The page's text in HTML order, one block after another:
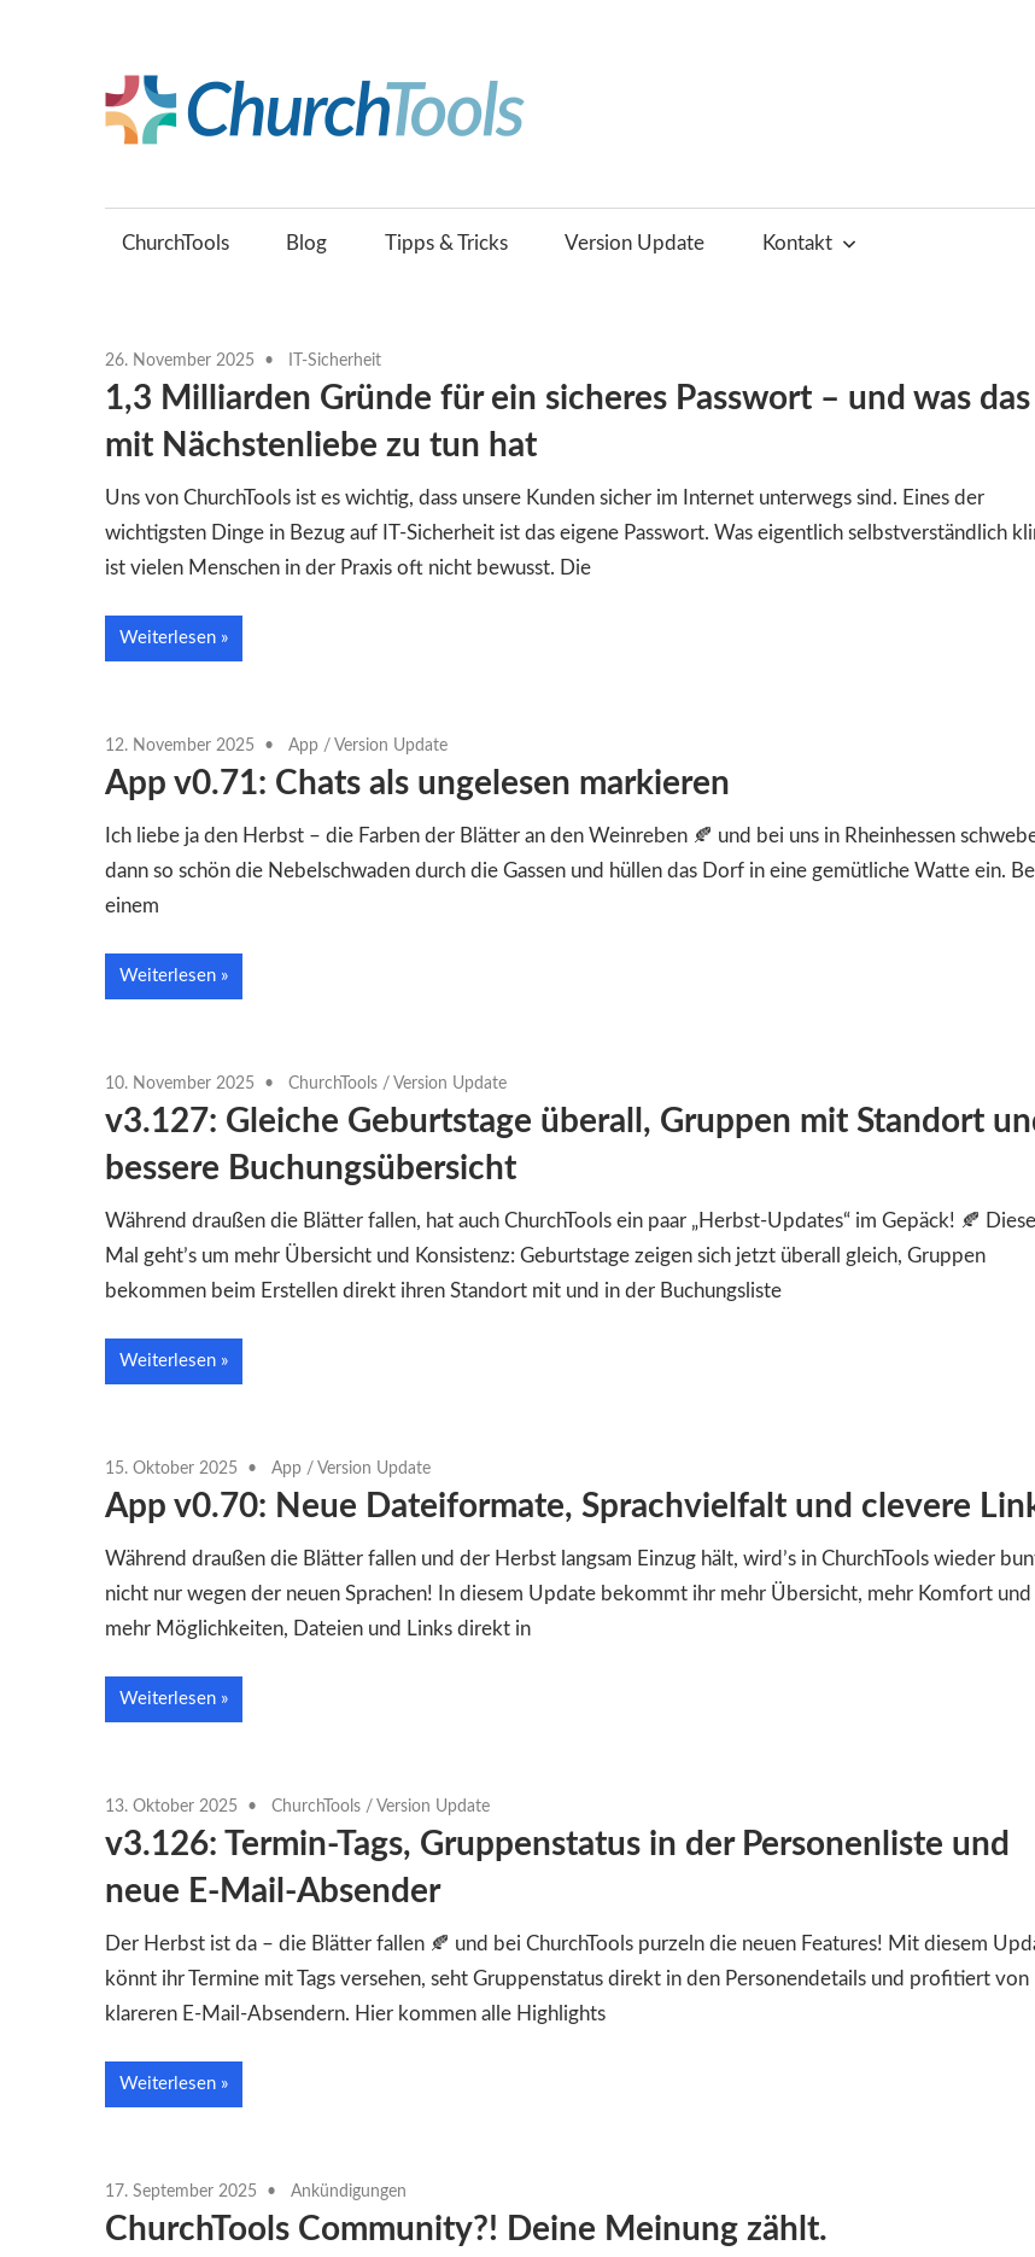
springen
(Deutsch)
ChurchTools Blog Tipps & Tricks Version Update Kontakt
26. November 2025 IT-Sicherheit
1,3 Milliarden Gründe für ein sicheres Passwort – und was das
mit Nächstenliebe zu tun hat
Uns von ChurchTools ist es wichtig, dass unsere Kunden sicher im Internet unterwegs sind. Eines der
wichtigsten Dinge in Bezug auf IT-Sicherheit ist das eigene Passwort. Was eigentlich selbstverständlich
ist vielen Menschen in der Praxis oft nicht bewusst. Die
Weiterlesen
12. November 2025 App / Version Update
App v0.71: Chats als ungelesen markieren
Ich liebe ja den Herbst – die Farben der Blätter an den Weinreben 🍂 und bei uns in Rheinhessen
dann so schön die Nebelschwaden durch die Gassen und hüllen das Dorf in eine gemütliche Watte ein.
einem
Weiterlesen
10. November 2025 ChurchTools / Version Update
v3.127: Gleiche Geburtstage überall, Gruppen mit Standort
bessere Buchungsübersicht
Während draußen die Blätter fallen, hat auch ChurchTools ein paar „Herbst-Updates“ im Gepäck! 🍂
Mal geht’s um mehr Übersicht und Konsistenz: Geburtstage zeigen sich jetzt überall gleich, Gruppen
bekommen beim Erstellen direkt ihren Standort mit und in der Buchungsliste
Weiterlesen
15. Oktober 2025 App / Version Update
App v0.70: Neue Dateiformate, Sprachvielfalt und clevere
Während draußen die Blätter fallen und der Herbst langsam Einzug hält, wird’s in ChurchTools wieder
nicht nur wegen der neuen Sprachen! In diesem Update bekommt ihr mehr Übersicht, mehr Komfort und
mehr Möglichkeiten, Dateien und Links direkt in
Weiterlesen
13. Oktober 2025 ChurchTools / Version Update
v3.126: Termin-Tags, Gruppenstatus in der Personenliste und
neue E-Mail-Absender
Der Herbst ist da – die Blätter fallen 🍂 und bei ChurchTools purzeln die neuen Features! Mit diesem
könnt ihr Termine mit Tags versehen, seht Gruppenstatus direkt in den Personendetails und profitiert von
klareren E-Mail-Absendern. Hier kommen alle Highlights
Weiterlesen
17. September 2025 Ankündigungen
ChurchTools Community?! Deine Meinung zählt.